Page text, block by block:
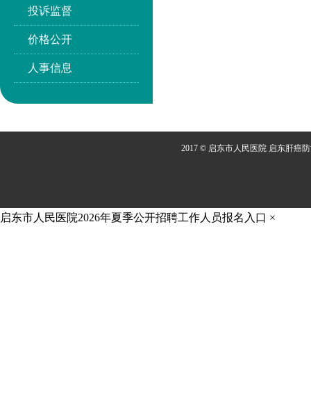
投诉监督
价格公开
人事信息
2017 © 启东市人民医院 启东肝癌
启东市人民医院2026年夏季公开招聘工作人员报名入口 ×